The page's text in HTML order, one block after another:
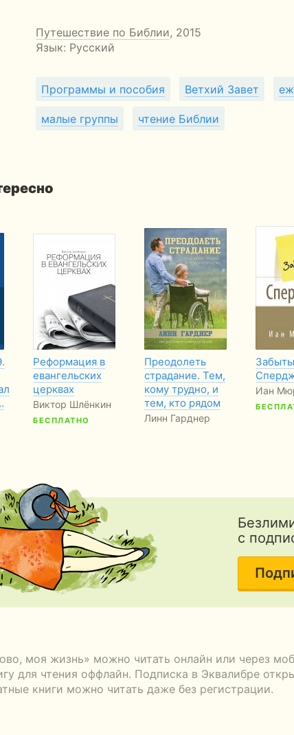
Путешествие по Библии, 2015
Язык: Русский
Программы и пособия Ветхий Завет
малые группы чтение Библии
Реформация в
евангельских
церквах
Виктор Шлёнкин
БЕСПЛАТНО
Преодолеть
страдание. Тем,
кому трудно, и
тем, кто рядом
Линн Гарднер
Иан
с
моя жизнь» можно читать онлайн или через
для чтения оффлайн. Подписка в Эквалибре
книги можно читать даже без регистрации.